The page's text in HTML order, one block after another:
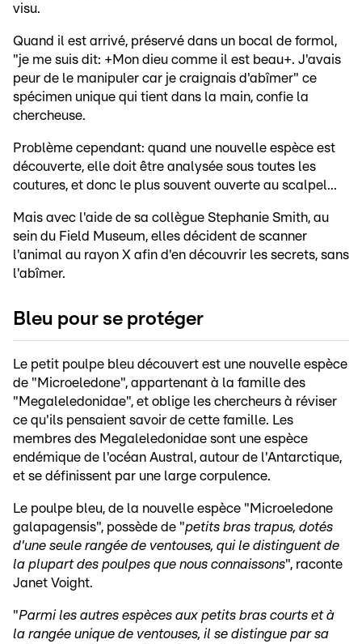
visu.
Quand il est arrivé, préservé dans un bocal de formol,
"je me suis dit: +Mon dieu comme il est beau+. J'avais
peur de le manipuler car je craignais d'abîmer" ce
spécimen unique qui tient dans la main, confie la
chercheuse.
Problème cependant: quand une nouvelle espèce est
découverte, elle doit être analysée sous toutes les
coutures, et donc le plus souvent ouverte au scalpel...
Mais avec l'aide de sa collègue Stephanie Smith, au
sein du Field Museum, elles décident de scanner
l'animal au rayon X afin d'en découvrir les secrets, sans
l'abîmer.
Bleu pour se protéger
Le petit poulpe bleu découvert est une nouvelle espèce
de "Microeledone", appartenant à la famille des
"Megaleledonidae", et oblige les chercheurs à réviser
ce qu'ils pensaient savoir de cette famille. Les
membres des Megaleledonidae sont une espèce
endémique de l'océan Austral, autour de l'Antarctique,
et se définissent par une large corpulence.
Le poulpe bleu, de la nouvelle espèce "Microeledone
galapagensis", possède de "petits bras trapus, dotés
d'une seule rangée de ventouses, qui le distinguent de
la plupart des poulpes que nous connaissons", raconte
Janet Voight.
"Parmi les autres espèces aux petits bras courts et à
la rangée unique de ventouses, il se distingue par sa